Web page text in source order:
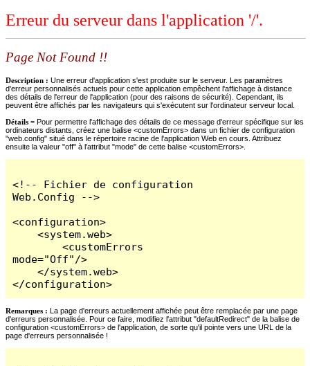
Erreur du serveur dans l'application '/'.
Page Not Found !!
Description : Une erreur d'application s'est produite sur le serveur. Les paramètres
d'erreur personnalisés actuels pour cette application empêchent l'affichage à distance
des détails de l'erreur de l'application (pour des raisons de sécurité). Cependant, ils
peuvent être affichés par les navigateurs qui s'exécutent sur l'ordinateur serveur local.
Détails = Pour permettre l'affichage des détails de ce message d'erreur spécifique sur les
ordinateurs distants, créez une balise <customErrors> dans un fichier de configuration
"web.config" situé dans le répertoire racine de l'application Web en cours. Attribuez
ensuite la valeur "off" à l'attribut "mode" de cette balise <customErrors>.
<!-- Fichier de configuration
Web.Config -->
<configuration>
    <system.web>
        <customErrors
mode="Off"/>
    </system.web>
</configuration>
Remarques : La page d'erreurs actuellement affichée peut être remplacée par une page
d'erreurs personnalisée. Pour ce faire, modifiez l'attribut "defaultRedirect" de la balise de
configuration <customErrors> de l'application, de sorte qu'il pointe vers une URL de la
page d'erreurs personnalisée !